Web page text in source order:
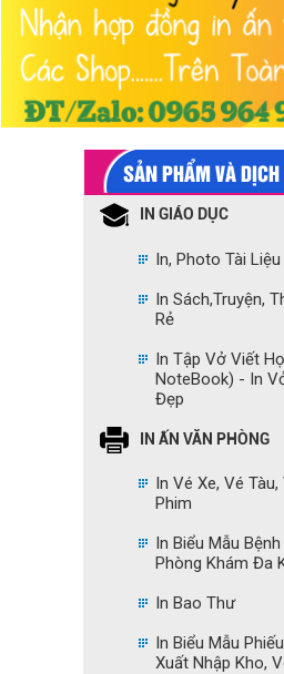
SẢN PHẨM VÀ
IN GIÁO DỤC
In, Photo Tài
In Sách,Truyện,
Rẻ
In Tập Vở Viết
NoteBook) - In
Đẹp
IN ẤN VĂN PHÒNG
In Vé Xe, Vé Tàu,
Phim
In Biểu Mẫu
Phòng Khám Đa
In Bao Thư
In Biểu Mẫu
Xuất Nhập Kho,